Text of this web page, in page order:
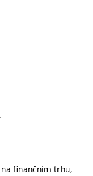
finančním trhu,